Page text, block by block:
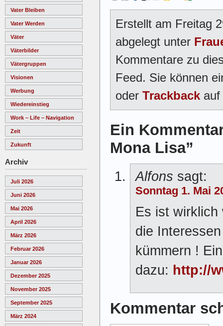
Vater Bleiben
Vater Werden
Väter
Väterbilder
Vätergruppen
Visionen
Werbung
Wiedereinstieg
Work – Life – Navigation
Zeit
Zukunft
Archiv
Juli 2026
Juni 2026
Mai 2026
April 2026
März 2026
Februar 2026
Januar 2026
Dezember 2025
November 2025
September 2025
März 2024
Erstellt am Freitag
abgelegt unter
Kommentare zu
Feed. Sie können
oder Trackback
Ein
Mona Lisa”
Alfons sagt:
Sonntag 1. Mai
Es ist wirklich
die
kümmern !
dazu: http://
Kommentar